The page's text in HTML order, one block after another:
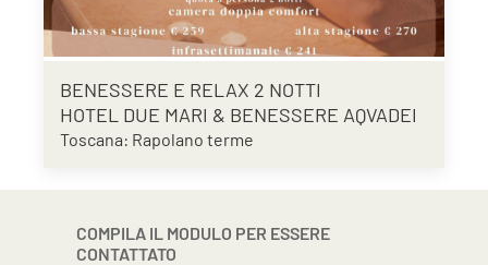
BENESSERE E RELAX 2 NOTTI
HOTEL DUE MARI & BENESSERE AQVADEI
Toscana: Rapolano terme
COMPILA IL MODULO PER ESSERE
CONTATTATO